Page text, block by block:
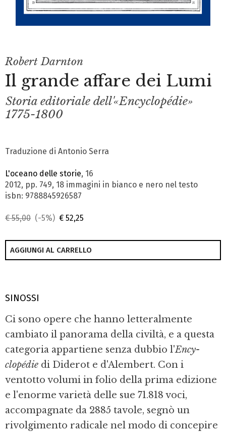
Robert Darnton
Il grande affare dei Lumi
Storia editoriale dell'«Encyclopédie»
1775-1800
Traduzione di Antonio Serra
L'oceano delle storie, 16
2012, pp. 749, 18 immagini in bianco e nero nel testo
isbn: 9788845926587
€ 55,00 (-5%) € 52,25
AGGIUNGI AL CARRELLO
SINOSSI
Ci sono opere che hanno letteralmente
cambiato il panorama della civiltà, e a questa
categoria appartiene senza dubbio l'Ency­
clopédie di Diderot e d'Alembert. Con i
ventotto volumi in folio della prima edizione
e l'enorme varietà delle sue 71.818 voci,
accompagnate da 2885 tavole, segnò un
rivolgimento radicale nel modo di concepire